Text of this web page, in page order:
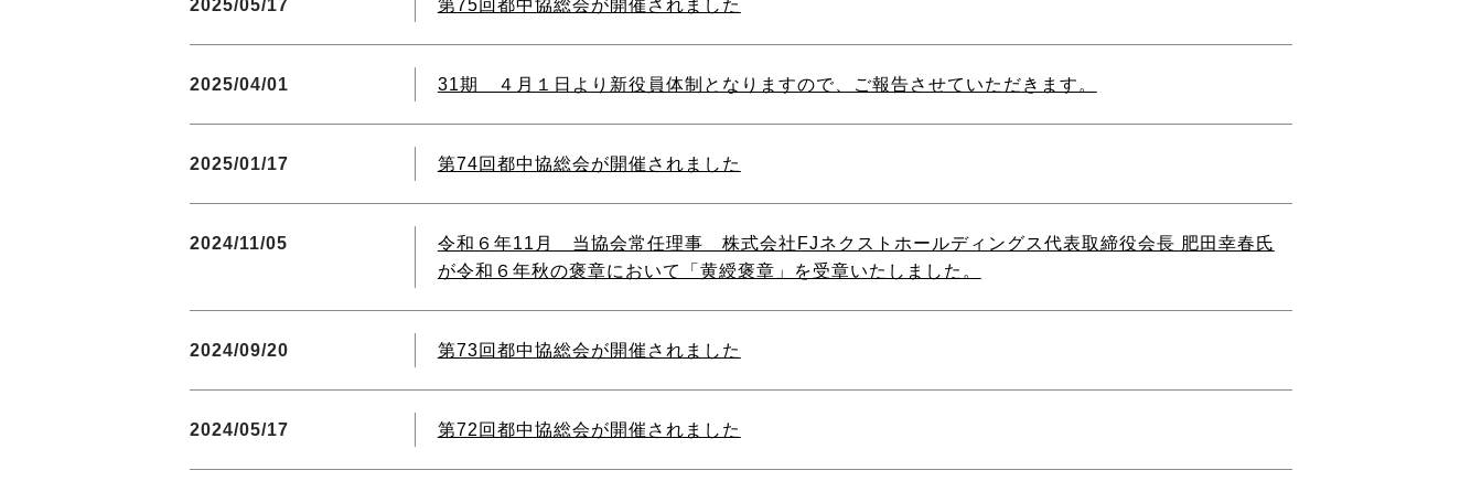
2025/05/17 第75回都中協総会が開催されました
2025/04/01 31期 ４月１日より新役員体制となりますので、ご報告させていただきます。
2025/01/17 第74回都中協総会が開催されました
2024/11/05
令和６年11月 当協会常任理事 株式会社FJネクストホールディングス代表取締役会長 肥田幸春氏
が令和６年秋の褒章において「黄綬褒章」を受章いたしました。
2024/09/20 第73回都中協総会が開催されました
2024/05/17 第72回都中協総会が開催されました